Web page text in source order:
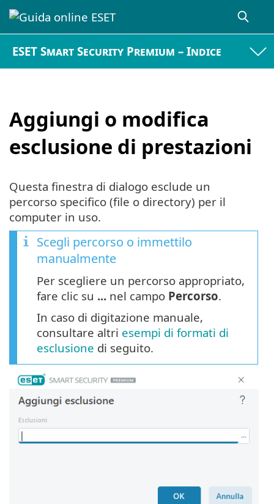
ESET Smart Security Premium – Indice
Aggiungi o modifica
esclusione di prestazioni
Questa finestra di dialogo esclude un
percorso specifico (file o directory) per il
computer in uso.
Scegli percorso o immettilo
manualmente
Per scegliere un percorso appropriato,
fare clic su ... nel campo Percorso.
In caso di digitazione manuale,
consultare altri esempi di formati di
esclusione di seguito.